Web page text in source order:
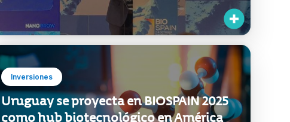
Inversiones
Uruguay se proyecta en BIOSPAIN 2025
como hub biotecnológico en América
Latina